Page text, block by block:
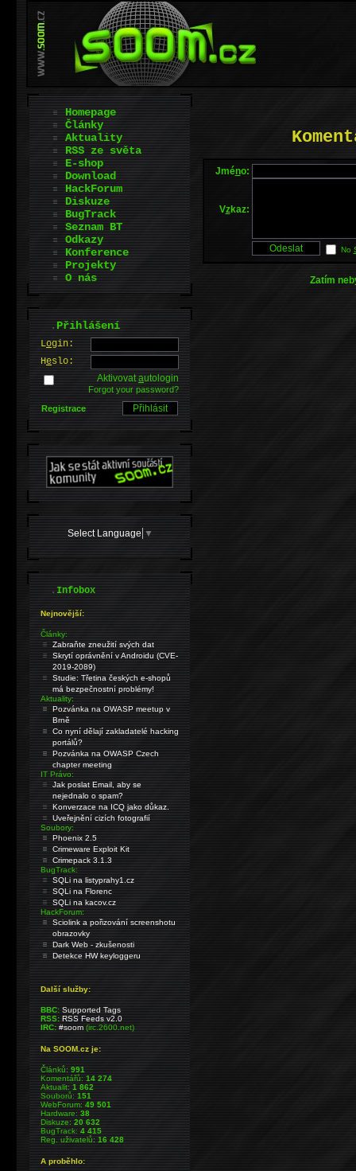
Jméno:
Vzkaz:
No
Zatím
Homepage
Články
Aktuality
RSS ze světa
E-shop
Download
HackForum
Diskuze
BugTrack
Seznam BT
Odkazy
Konference
Projekty
O nás
.Přihlášení
Login:
Heslo:
Aktivovatautologin
Forgot your password?
Registrace
Select Language ▼
.Infobox
Nejnovější:
Články:
Zabraňte zneužití svých dat
Skrytí oprávnění v Androidu (CVE-
2019-2089)
Studie: Třetina českých e-shopů
má bezpečnostní problémy!
Aktuality:
Pozvánka na OWASP meetup v
Brně
Co nyní dělají zakladatelé hacking
portálů?
Pozvánka na OWASP Czech
chapter meeting
IT Právo:
Jak poslat Email, aby se
nejednalo o spam?
Konverzace na ICQ jako důkaz.
Uveřejnění cizích fotografií
Soubory:
Phoenix 2.5
Crimeware Exploit Kit
Crimepack 3.1.3
BugTrack:
SQLi na listyprahy1.cz
SQLi na Florenc
SQLi na kacov.cz
HackForum:
Sciolink a pořizování screenshotu
obrazovky
Dark Web - zkušenosti
Detekce HW keyloggeru
Další služby:
BBC: Supported Tags
RSS: RSS Feeds v2.0
IRC: #soom(irc.2600.net)
Na SOOM.cz je:
Článků:991
Komentářů:14 274
Aktualit:1 862
Souborů:151
WebForum:49 501
Hardware:38
Diskuze:20 632
BugTrack:4 415
Reg. uživatelů:16 428
A proběhlo: